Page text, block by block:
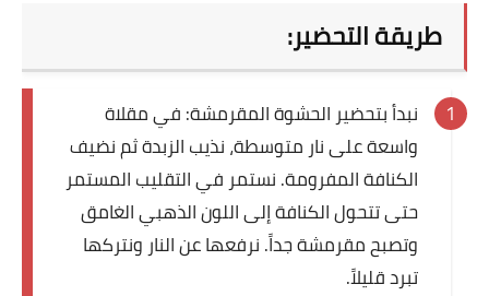
طريقة التحضير:
نبدأ بتحضير الحشوة المقرمشة: في مقلاة
واسعة على نار متوسطة، نذيب الزبدة ثم نضيف
الكنافة المفرومة. نستمر في التقليب المستمر
حتى تتحول الكنافة إلى اللون الذهبي الغامق
وتصبح مقرمشة جداً. نرفعها عن النار ونتركها
تبرد قليلاً.